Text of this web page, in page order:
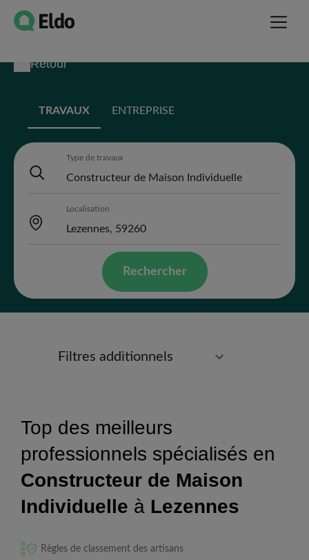
Retour
TRAVAUX ENTREPRISE
Type de travaux
Localisation
Rechercher
Filtres additionnels
Top des meilleurs
professionnels spécialisés en
Constructeur de Maison
Individuelle à Lezennes
Règles de classement des artisans